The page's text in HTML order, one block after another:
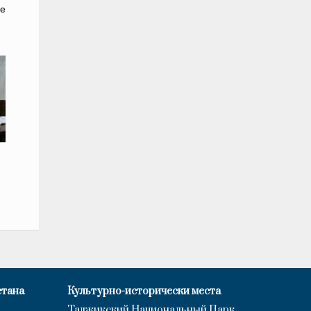
Культурно-исторически места